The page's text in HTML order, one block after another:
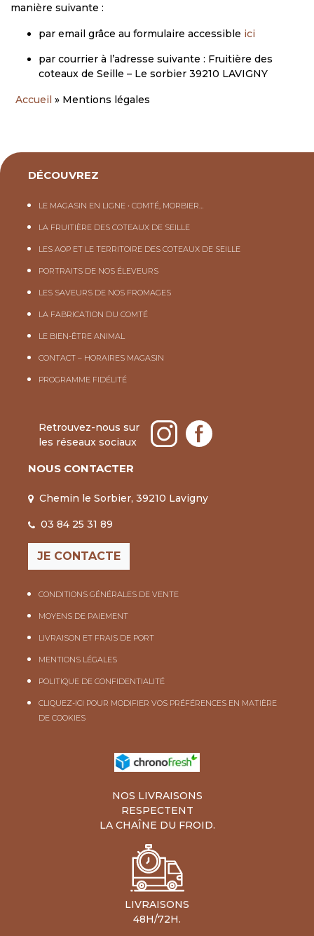
manière suivante :
par email grâce au formulaire accessible ici
par courrier à l’adresse suivante : Fruitière des
coteaux de Seille – Le sorbier 39210 LAVIGNY
Accueil » Mentions légales
DÉCOUVREZ
LE MAGASIN EN LIGNE • COMTÉ, MORBIER…
LA FRUITIÈRE DES COTEAUX DE SEILLE
LES AOP ET LE TERRITOIRE DES COTEAUX DE SEILLE
PORTRAITS DE NOS ÉLEVEURS
LES SAVEURS DE NOS FROMAGES
LA FABRICATION DU COMTÉ
LE BIEN-ÊTRE ANIMAL
CONTACT – HORAIRES MAGASIN
PROGRAMME FIDÉLITÉ
Retrouvez-nous sur
les réseaux sociaux
NOUS CONTACTER
Chemin le Sorbier, 39210 Lavigny
03 84 25 31 89
JE CONTACTE
CONDITIONS GÉNÉRALES DE VENTE
MOYENS DE PAIEMENT
LIVRAISON ET FRAIS DE PORT
MENTIONS LÉGALES
POLITIQUE DE CONFIDENTIALITÉ
CLIQUEZ-ICI POUR MODIFIER VOS PRÉFÉRENCES EN MATIÈRE
DE COOKIES
NOS LIVRAISONS
RESPECTENT
LA CHAÎNE DU FROID.
LIVRAISONS
48H/72H.